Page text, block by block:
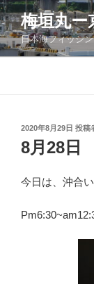
コ
ン
テ
ン
梅垣丸
日本海フィッシ
投
稿
日:
2020年8月29日 投稿
8月28日
今日は、沖合